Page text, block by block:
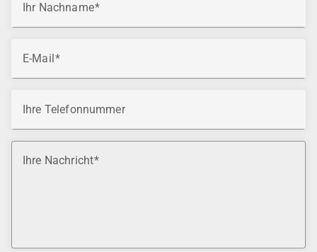
Ihr Nachname
E-Mail
Ihre Telefonnummer
Ihre Nachricht